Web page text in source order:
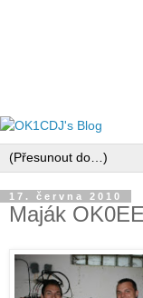
17. června 2010
Maják